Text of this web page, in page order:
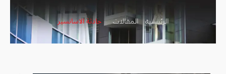
الرئيسية المقالات حادثة الاسانسير